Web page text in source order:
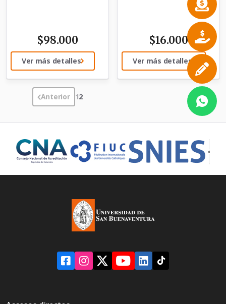
$98.000
Ver más detalles
$16.000
Ver más detalles
Anterior 12